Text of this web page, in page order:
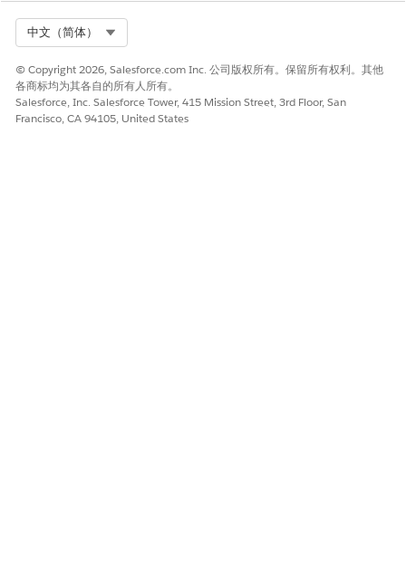
中文（简体）
© Copyright 2026, Salesforce.com Inc. 公司版权所有。保留所有权利。其他
各商标均为其各自的所有人所有。
Salesforce, Inc. Salesforce Tower, 415 Mission Street, 3rd Floor, San
Francisco, CA 94105, United States